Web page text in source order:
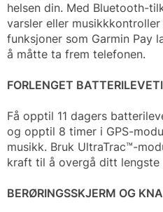
helsen din. Med Bluetooth-
varsler eller
funksjoner som Garmin Pay
å måtte ta frem telefonen.
FORLENGET
Få opptil 11 dagers
og opptil 8 timer i GPS-
musikk. Bruk UltraTrac™-
kraft til å overgå ditt lengste
BERØRINGSSKJERM OG